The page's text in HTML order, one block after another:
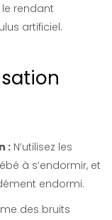
rendant
artificiel.
: N’utilisez les
à s’endormir, et
endormi.
des bruits